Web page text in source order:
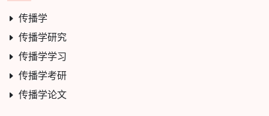
传播学
传播学研究
传播学学习
传播学考研
传播学论文